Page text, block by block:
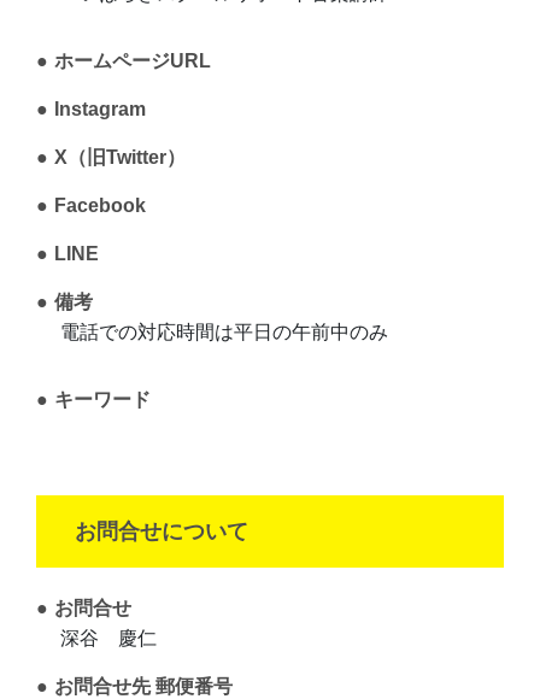
ホームページURL
Instagram
X（旧Twitter）
Facebook
LINE
備考
電話での対応時間は平日の午前中のみ
キーワード
お問合せについて
お問合せ
深谷 慶仁
お問合せ先 郵便番号